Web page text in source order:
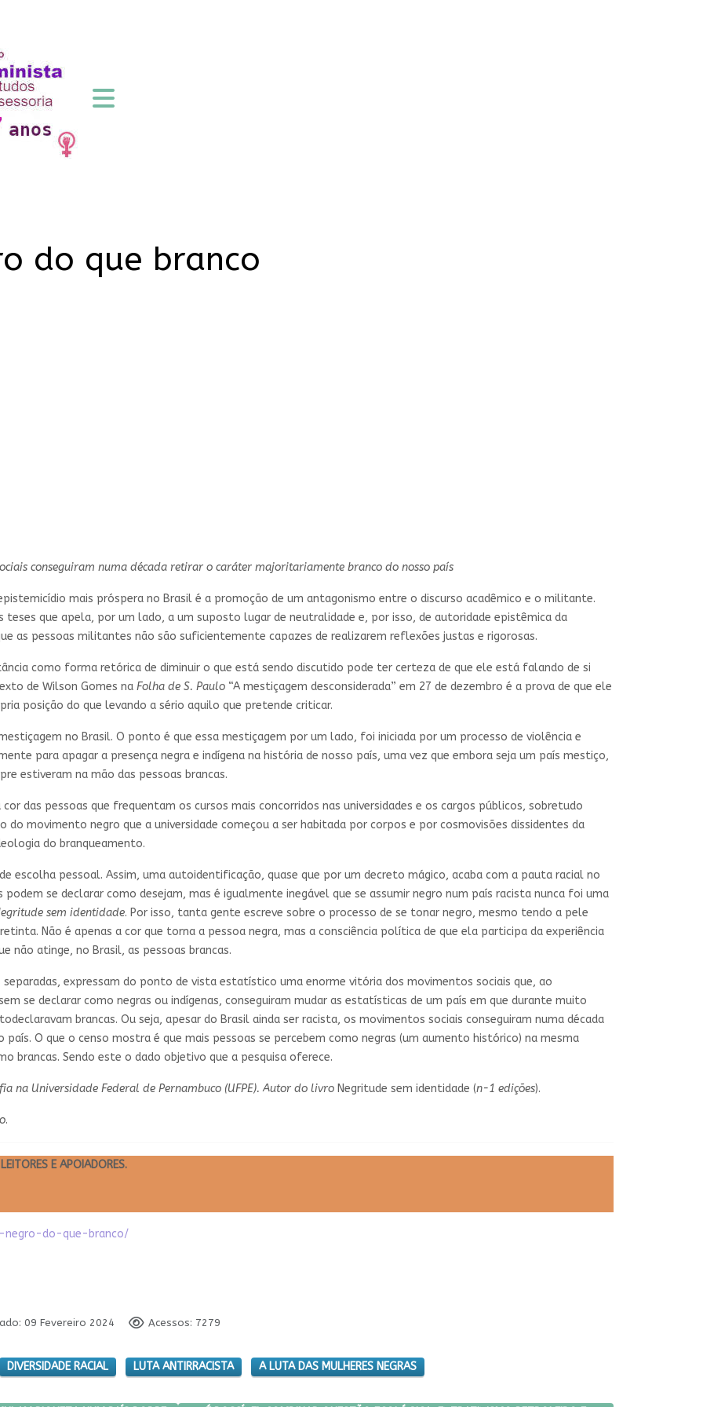
do que branco
conseguiram numa década retirar o caráter majoritariamente branco do nosso país
mais próspera no Brasil é a promoção de um antagonismo entre o discurso acadêmico e o militante.
teses que apela, por um lado, a um suposto lugar de neutralidade e, por isso, de autoridade epistêmica da
as pessoas militantes não são suficientemente capazes de realizarem reflexões justas e rigorosas.
como forma retórica de diminuir o que está sendo discutido pode ter certeza de que ele está falando de si
de Wilson Gomes na Folha de S. Paulo “A mestiçagem desconsiderada” em 27 de dezembro é a prova de que ele
posição do que levando a sério aquilo que pretende criticar.
no Brasil. O ponto é que essa mestiçagem por um lado, foi iniciada por um processo de violência e
para apagar a presença negra e indígena na história de nosso país, uma vez que embora seja um país mestiço,
estiveram na mão das pessoas brancas.
das pessoas que frequentam os cursos mais concorridos nas universidades e os cargos públicos, sobretudo
do movimento negro que a universidade começou a ser habitada por corpos e por cosmovisões dissidentes da
do branqueamento.
escolha pessoal. Assim, uma autoidentificação, quase que por um decreto mágico, acaba com a pauta racial no
podem se declarar como desejam, mas é igualmente inegável que se assumir negro num país racista nunca foi uma
sem identidade. Por isso, tanta gente escreve sobre o processo de se tonar negro, mesmo tendo a pele
Não é apenas a cor que torna a pessoa negra, mas a consciência política de que ela participa da experiência
não atinge, no Brasil, as pessoas brancas.
expressam do ponto de vista estatístico uma enorme vitória dos movimentos sociais que, ao
se declarar como negras ou indígenas, conseguiram mudar as estatísticas de um país em que durante muito
brancas. Ou seja, apesar do Brasil ainda ser racista, os movimentos sociais conseguiram numa década
O que o censo mostra é que mais pessoas se percebem como negras (um aumento histórico) na mesma
brancas. Sendo este o dado objetivo que a pesquisa oferece.
na Universidade Federal de Pernambuco (UFPE). Autor do livro Negritude sem identidade (n-1 edições).
.
E APOIADORES.
negro-do-que-branco/
09 Fevereiro 2024 Acessos: 7279
DIVERSIDADE RACIAL LUTA ANTIRRACISTA A LUTA DAS MULHERES NEGRAS